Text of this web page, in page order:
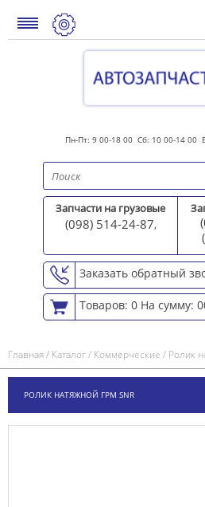
Пн-Пт: 9 00-18 00 Сб: 10 00-14 00
Запчасти на грузовые
(098) 514-24-87,
Заказать обратный
Товаров: 0 На сумму:
Главная/ Каталог/ Коммерческие / Ролик
РОЛИК НАТЯЖНОЙ ГРМ SNR